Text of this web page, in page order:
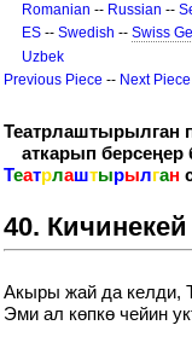
Romanian -- Russian --
ES -- Swedish -- Swiss
Uzbek
Previous Piece -- Next Piece
Театрлаштырылган
аткарып берсеңер
Театрлаштырылган
40.
Акыры жай да келди,
Эми ал көпкө чейин